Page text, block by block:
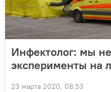
Инфектолог: мы
эксперименты на
23 марта 2020, 08:53